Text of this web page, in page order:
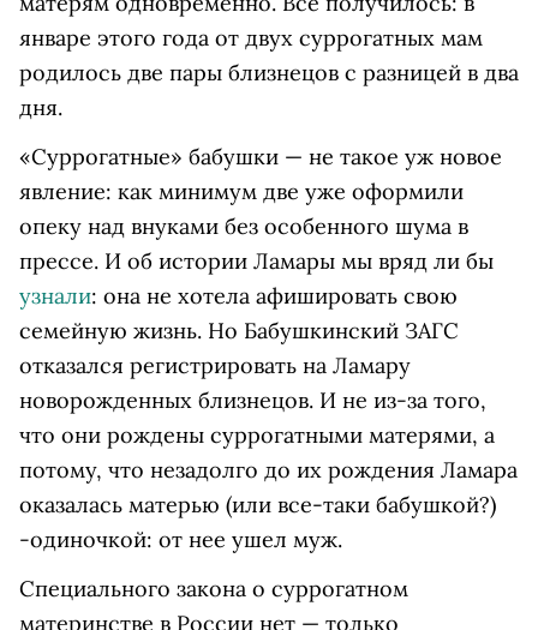
январе этого года от двух суррогатных мам
родилось две пары близнецов с разницей в два
дня.
«Суррогатные» бабушки — не такое уж новое
явление: как минимум две уже оформили
опеку над внуками без особенного шума в
прессе. И об истории Ламары мы вряд ли бы
узнали: она не хотела афишировать свою
семейную жизнь. Но Бабушкинский ЗАГС
отказался регистрировать на Ламару
новорожденных близнецов. И не из-за того,
что они рождены суррогатными матерями, а
потому, что незадолго до их рождения Ламара
оказалась матерью (или все-таки бабушкой?)
-одиночкой: от нее ушел муж.
Специального закона о суррогатном
материнстве в России нет — только